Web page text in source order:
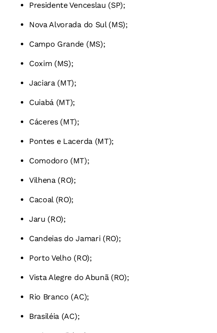
Presidente Venceslau (SP);
Nova Alvorada do Sul (MS);
Campo Grande (MS);
Coxim (MS);
Jaciara (MT);
Cuiabá (MT);
Cáceres (MT);
Pontes e Lacerda (MT);
Comodoro (MT);
Vilhena (RO);
Cacoal (RO);
Jaru (RO);
Candeias do Jamari (RO);
Porto Velho (RO);
Vista Alegre do Abunã (RO);
Rio Branco (AC);
Brasiléia (AC);